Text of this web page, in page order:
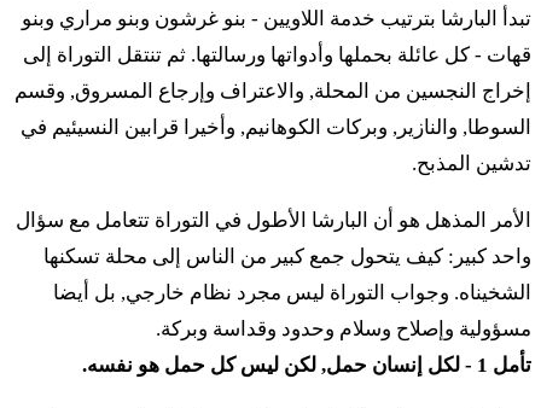
مِخْسيهو أومِخْسيه هَتَّحَش أَشِر عالاف مِلْمَعْلا فْإِت ماسَخ
بِّتَح أوهِل موعيد
כו
וְאֵת קַלְעֵי הֶחָצֵר וְאֶת מָסַךְ פֶּתַח שַׁעַר הֶחָצֵר
מֵיתְרֵיהֶם וְאֶת כָּל כְּלֵי עֲבֹדָתָם וְאֵת כָּל אֲשֶׁר
יֵעָשֶׂה לָהֶם וְעָבָדוּ׃
٢٦ فْإيت قَلْعيه هِحاتسير فْإِت ماسَخ بِّتَح شَعَر هِحاتسير
أَشِر عَل هَمِّشْكان فْعَل هَمِّزْبّيحَ سابيب فْإيت ميتْريهِم فْإِت
تبدأ البارشا بترتيب خدمة اللاويين - بنو غرشون وبنو مراري وبنو
قهات - كل عائلة بحملها وأدواتها ورسالتها. ثم تنتقل التوراة إلى
إخراج النجسين من المحلة, والاعتراف وإرجاع المسروق, وقسم
السوطا, والنازير, وبركات الكوهانيم, وأخيرا قرابين النسيئيم في
تدشين المذبح.
الأمر المذهل هو أن البارشا الأطول في التوراة تتعامل مع سؤال
واحد كبير: كيف يتحول جمع كبير من الناس إلى محلة تسكنها
الشخيناه. وجواب التوراة ليس مجرد نظام خارجي, بل أيضا
مسؤولية وإصلاح وسلام وحدود وقداسة وبركة.
تأمل 1 - لكل إنسان حمل, لكن ليس كل حمل هو نفسه.